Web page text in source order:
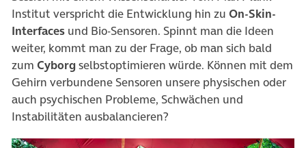
Institut verspricht die Entwicklung hin zu On-Skin-
Interfaces und Bio-Sensoren. Spinnt man die Ideen
weiter, kommt man zu der Frage, ob man sich bald
zum Cyborg selbstoptimieren würde. Können mit dem
Gehirn verbundene Sensoren unsere physischen oder
auch psychischen Probleme, Schwächen und
Instabilitäten ausbalancieren?